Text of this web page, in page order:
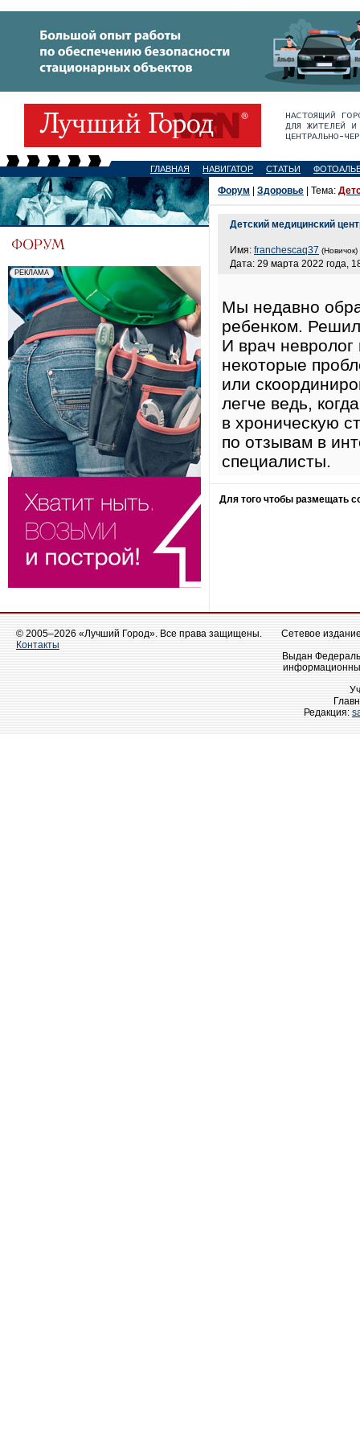
ГЛАВНАЯ НАВИГАТОР СТАТЬИ
Форум Здоровье | Тема:
Детский медицинский
Имя: franchescaq37 (Новичок)
Дата: 29 марта 2022 года,
Мы недавно
ребенком.
И врач
некоторые
или
легче ведь,
в хроническую
по отзывам в
специалисты.
Для того чтобы размещать
© 2005–2026 «Лучший Город». Все права защищены.
Контакты
Сетевое
Выдан
Редакция: